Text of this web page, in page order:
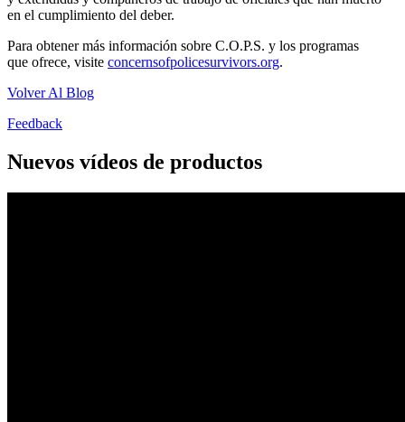
en el cumplimiento del deber.
Para obtener más información sobre C.O.P.S. y los programas
que ofrece, visite concernsofpolicesurvivors.org.
Volver Al Blog
Feedback
Nuevos vídeos de productos